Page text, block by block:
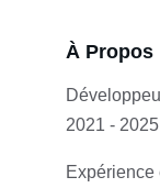
À Propos
2021 - 2025